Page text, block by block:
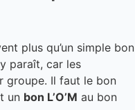
plus qu’un simple bon
paraît, car les
groupe. Il faut le bon
un bon L’O’M au bon